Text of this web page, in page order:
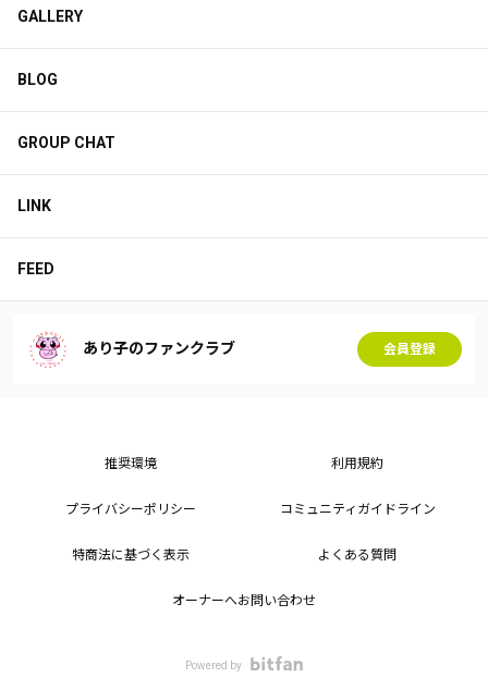
GALLERY
BLOG
GROUP CHAT
LINK
FEED
あり子のファンクラブ 会員登録
推奨環境 利用規約
プライバシーポリシー コミュニティガイドライン
特商法に基づく表示 よくある質問
オーナーへお問い合わせ
Powered by